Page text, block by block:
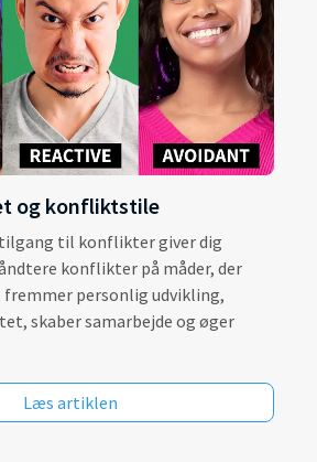
og konfliktstile
til konflikter giver dig
konflikter på måder, der
personlig udvikling,
skaber samarbejde og øger
Læs artiklen